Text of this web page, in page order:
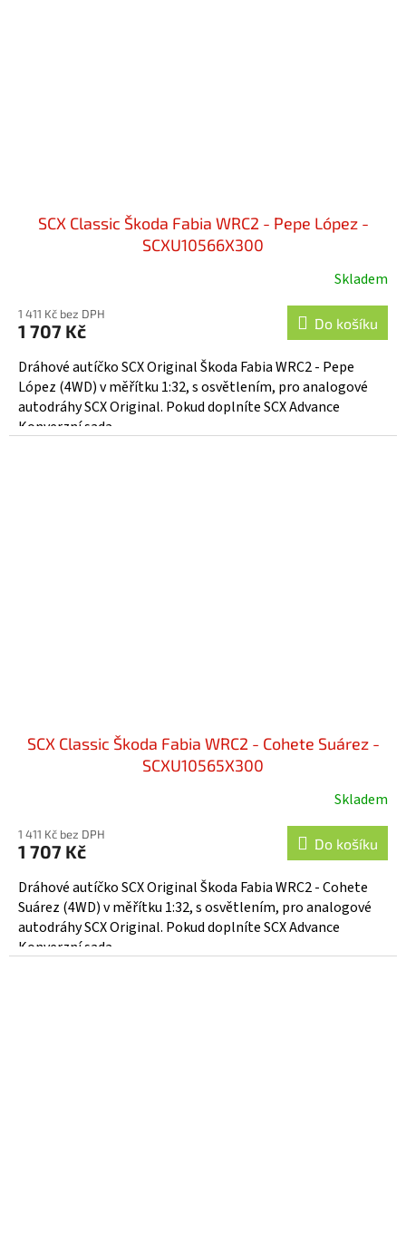
SCX Classic Škoda Fabia WRC2 - Pepe López -
SCXU10566X300
Skladem
1 411 Kč bez DPH
1 707 Kč Do košíku
Dráhové autíčko SCX Original Škoda Fabia WRC2 - Pepe
López (4WD) v měřítku 1:32, s osvětlením, pro analogové
autodráhy SCX Original. Pokud doplníte SCX Advance
Konverzní sada...
SCX Classic Škoda Fabia WRC2 - Cohete Suárez -
SCXU10565X300
Skladem
1 411 Kč bez DPH
1 707 Kč Do košíku
Dráhové autíčko SCX Original Škoda Fabia WRC2 - Cohete
Suárez (4WD) v měřítku 1:32, s osvětlením, pro analogové
autodráhy SCX Original. Pokud doplníte SCX Advance
Konverzní sada...